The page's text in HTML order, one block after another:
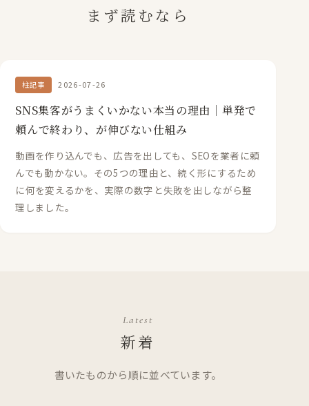
まず読むなら
柱記事 2026-07-26
SNS集客がうまくいかない本当の理由｜単発で
頼んで終わり、が伸びない仕組み
動画を作り込んでも、広告を出しても、SEOを業者に頼
んでも動かない。その5つの理由と、続く形にするため
に何を変えるかを、実際の数字と失敗を出しながら整
理しました。
Latest
新着
書いたものから順に並べています。